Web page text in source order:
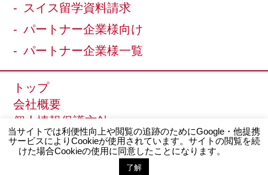
スイス留学資料請求
パートナー企業様向け
パートナー企業様一覧
トップ
会社概要
個人情報保護方針
サイトマップ
スイス留学.com
当サイトでは利便性向上や閲覧の追跡のためにGoogle・他提携
サービスによりCookieが使用されています。サイトの閲覧を続
けた場合Cookieの使用に同意したことになります。
了解